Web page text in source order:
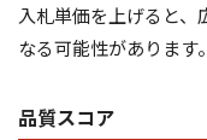
入札単価を上げると、
なる可能性があります。
品質スコア